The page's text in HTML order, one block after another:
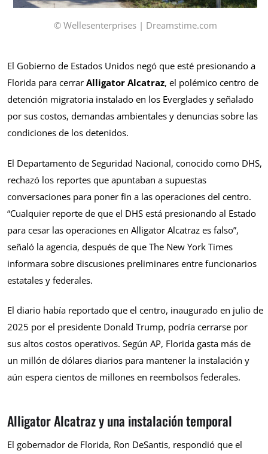
© Wellesenterprises | Dreamstime.com
El Gobierno de Estados Unidos negó que esté presionando a
Florida para cerrar Alligator Alcatraz, el polémico centro de
detención migratoria instalado en los Everglades y señalado
por sus costos, demandas ambientales y denuncias sobre las
condiciones de los detenidos.
El Departamento de Seguridad Nacional, conocido como DHS,
rechazó los reportes que apuntaban a supuestas
conversaciones para poner fin a las operaciones del centro.
“Cualquier reporte de que el DHS está presionando al Estado
para cesar las operaciones en Alligator Alcatraz es falso”,
señaló la agencia, después de que The New York Times
informara sobre discusiones preliminares entre funcionarios
estatales y federales.
El diario había reportado que el centro, inaugurado en julio de
2025 por el presidente Donald Trump, podría cerrarse por
sus altos costos operativos. Según AP, Florida gasta más de
un millón de dólares diarios para mantener la instalación y
aún espera cientos de millones en reembolsos federales.
Alligator Alcatraz y una instalación temporal
El gobernador de Florida, Ron DeSantis, respondió que el